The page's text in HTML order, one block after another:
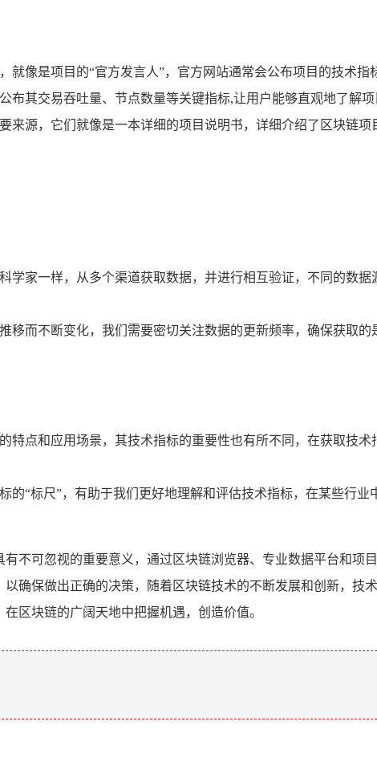
就像是项目的“官方发言人”，官方网站通常会公布项目的技术
其交易吞吐量、节点数量等关键指标,让用户能够直观地了解项
来源，它们就像是一本详细的项目说明书，详细介绍了区块链项
学家一样，从多个渠道获取数据，并进行相互验证，不同的数
移而不断变化，我们需要密切关注数据的更新频率，确保获取
特点和应用场景，其技术指标的重要性也有所不同，在获取技
的“标尺”，有助于我们更好地理解和评估技术指标，在某些行
不可忽视的重要意义，通过区块链浏览器、专业数据平台和项
确保做出正确的决策，随着区块链技术的不断发展和创新，技
区块链的广阔天地中把握机遇，创造价值。